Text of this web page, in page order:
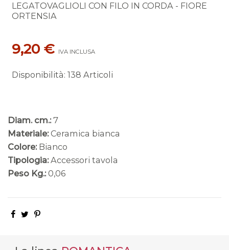
LEGATOVAGLIOLI CON FILO IN CORDA - FIORE
ORTENSIA
9,20 € IVA INCLUSA
Disponibilità: 138 Articoli
Diam. cm.: 7
Materiale: Ceramica bianca
Colore: Bianco
Tipologia: Accessori tavola
Peso Kg.: 0,06